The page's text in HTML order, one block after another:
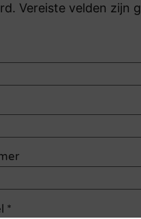
Vereiste velden zijn
*